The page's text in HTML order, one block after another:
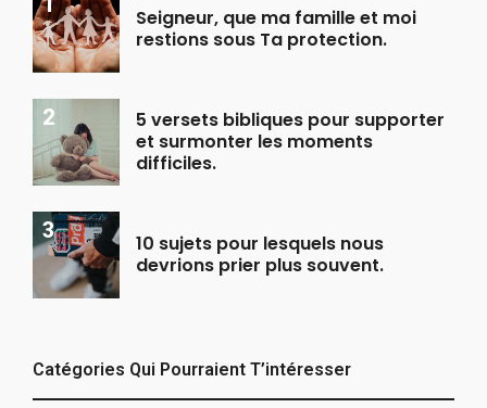
Seigneur, que ma famille et moi
restions sous Ta protection.
5 versets bibliques pour supporter
et surmonter les moments
difficiles.
10 sujets pour lesquels nous
devrions prier plus souvent.
Catégories Qui Pourraient T’intéresser